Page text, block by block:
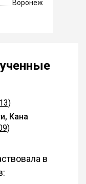
Воронеж
Кана
в